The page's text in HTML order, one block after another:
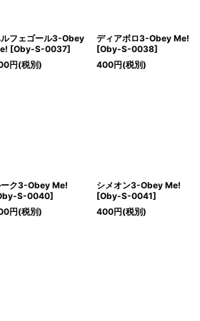
フェゴール3-Obey
[Oby-S-0037]
円(税別)
ディアボロ3-Obey Me!
[Oby-S-0038]
400円(税別)
ク3-Obey Me!
S-0040]
円(税別)
シメオン3-Obey Me!
[Oby-S-0041]
400円(税別)